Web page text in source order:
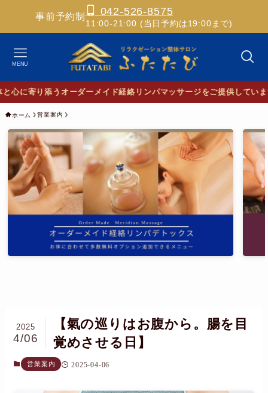
事前予約制 042-526-8575
11:00-21:00 (当日予約は19:00まで)
MENU
り添うオーダーメイド経絡リンパマッサージをご提供しています
ホーム 営業案内
【氣の巡りはお腹から。腸を目
覚めさせる日】
2025
4/06
営業案内 2025-04-06